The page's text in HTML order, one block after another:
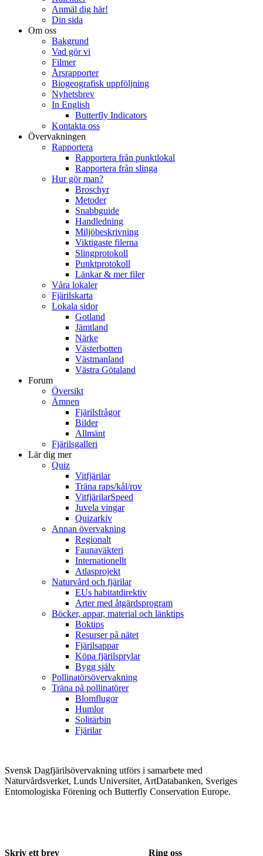
Anmäl dig här!
Din sida
Om oss
Bakgrund
Vad gör vi
Filmer
Årsrapporter
Biogeografisk uppföljning
Nyhetsbrev
In English
Butterfly Indicators
Kontakta oss
Övervakningen
Rapportera
Rapportera från punktlokal
Rapportera från slinga
Hur gör man?
Broschyr
Metoder
Snabbguide
Handledning
Miljöbeskrivning
Viktigaste filerna
Slingprotokoll
Punktprotokoll
Länkar & mer filer
Våra lokaler
Fjärilskarta
Lokala sidor
Gotland
Jämtland
Närke
Västerbotten
Västmanland
Västra Götaland
Forum
Översikt
Ämnen
Fjärilsfrågor
Bilder
Allmänt
Fjärilsgalleri
Lär dig mer
Quiz
Vitfjärilar
Träna raps/kål/rov
VitfjärilarSpeed
Juvela vingar
Quizarkiv
Annan övervakning
Regionalt
Faunaväkteri
Internationellt
Atlasprojekt
Naturvård och fjärilar
EUs habitatdirektiv
Arter med åtgärdsprogram
Böcker, appar, material och länktips
Boktips
Resurser på nätet
Fjärilsappar
Köpa fjärilsprylar
Bygg själv
Pollinatörsövervakning
Träna på pollinatörer
Blomflugor
Humlor
Solitärbin
Fjärilar
Svensk Dagfjärilsövervakning utförs i samarbete med
Naturvårdsverket, Lunds Universitet, ArtDatabanken, Sveriges
Entomologiska Förening och Butterfly Conservation Europe.
Skriv ett brev Ring oss